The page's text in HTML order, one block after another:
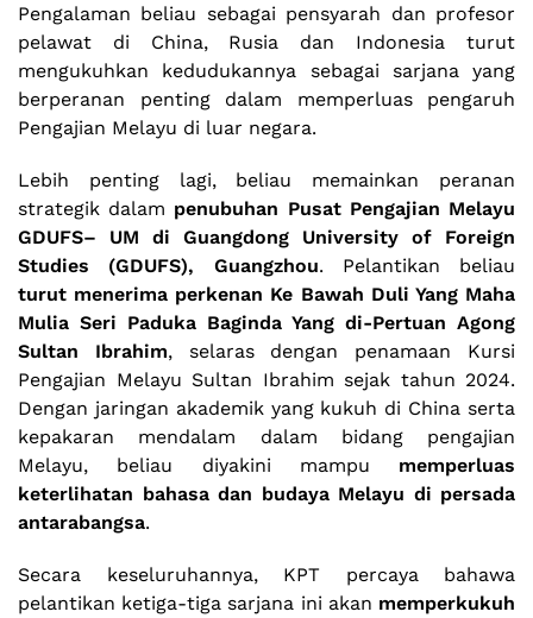
Pengalaman beliau sebagai pensyarah dan profesor
pelawat di China, Rusia dan Indonesia turut
mengukuhkan kedudukannya sebagai sarjana yang
berperanan penting dalam memperluas pengaruh
Pengajian Melayu di luar negara.
Lebih penting lagi, beliau memainkan peranan
strategik dalam penubuhan Pusat Pengajian Melayu
GDUFS– UM di Guangdong University of Foreign
Studies (GDUFS), Guangzhou. Pelantikan beliau
turut menerima perkenan Ke Bawah Duli Yang Maha
Mulia Seri Paduka Baginda Yang di-Pertuan Agong
Sultan Ibrahim, selaras dengan penamaan Kursi
Pengajian Melayu Sultan Ibrahim sejak tahun 2024.
Dengan jaringan akademik yang kukuh di China serta
kepakaran mendalam dalam bidang pengajian
Melayu, beliau diyakini mampu memperluas
keterlihatan bahasa dan budaya Melayu di persada
antarabangsa.
Secara keseluruhannya, KPT percaya bahawa
pelantikan ketiga-tiga sarjana ini akan memperkukuh